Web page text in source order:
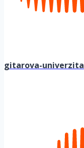
gitarova-univerzita